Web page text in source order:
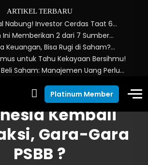
ARTIKEL TERBARU
Nabung! Investor Cerdas Taat 6…
Memberikan 2 dari 7 Sumber…
Keuangan, Bisa Rugi di Saham?…
untuk Tahu Kekayaan Bersihmu!
Saham: Manajemen Uang Perlu…
Platinum Member
Manufaktur
Kembali
Gara-Gara
PSBB ?